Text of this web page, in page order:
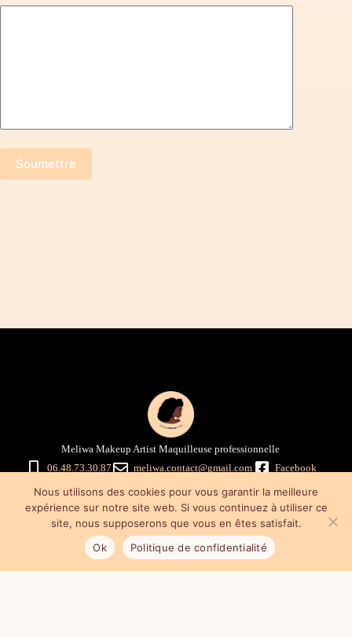
Soumettre
Meliwa Makeup Artist Maquilleuse professionnelle
06.48.73.30.87
meliwa.contact@gmail.com
Facebook
Politique de confidentialité –
Conditions générales
de vente
Mes astuces maquillage & promo
Nous utilisons des cookies pour vous garantir la meilleure
expérience sur notre site web. Si vous continuez à utiliser ce
site, nous supposerons que vous en êtes satisfait.
Ok
Politique de confidentialité